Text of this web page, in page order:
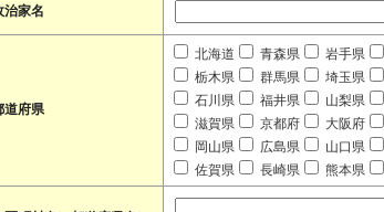
治家名
道府県
北海道 青森県 岩手県
栃木県
群馬県 埼玉県
石川県
福井県 山梨県
滋賀県
京都府 大阪府
岡山県
広島県 山口県
佐賀県
長崎県 熊本県